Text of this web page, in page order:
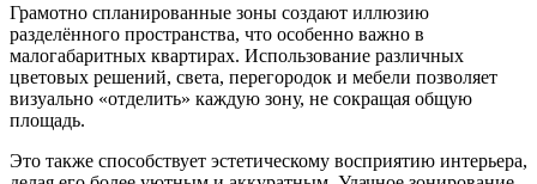
Грамотно спланированные зоны создают иллюзию
разделённого пространства, что особенно важно в
малогабаритных квартирах. Использование различных
цветовых решений, света, перегородок и мебели позволяет
визуально «отделить» каждую зону, не сокращая общую
площадь.
Это также способствует эстетическому восприятию интерьера,